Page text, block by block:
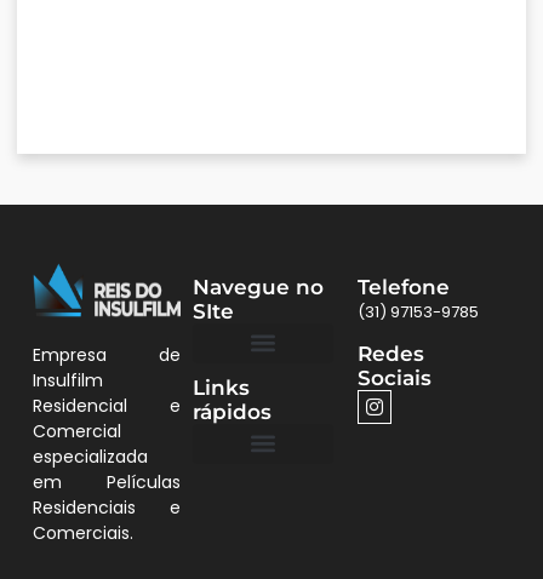
Empresa de
Insulfilm
Residencial e
Comercial
especializada
em Películas
Residenciais e
Comerciais.
Navegue no
SIte
Links
rápidos
Telefone
(31) 97153-9785
Redes
Sociais